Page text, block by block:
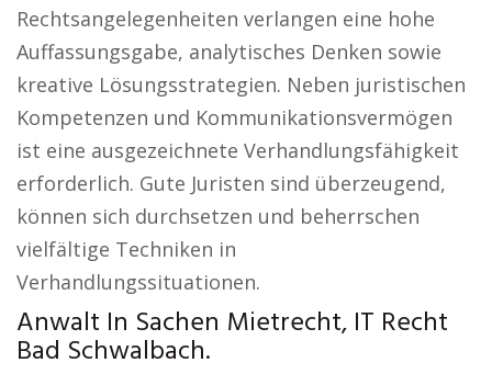
Rechtsangelegenheiten verlangen eine hohe
Auffassungsgabe, analytisches Denken sowie
kreative Lösungsstrategien. Neben juristischen
Kompetenzen und Kommunikationsvermögen
ist eine ausgezeichnete Verhandlungsfähigkeit
erforderlich. Gute Juristen sind überzeugend,
können sich durchsetzen und beherrschen
vielfältige Techniken in
Verhandlungssituationen.
Anwalt In Sachen Mietrecht, IT Recht
Bad Schwalbach.